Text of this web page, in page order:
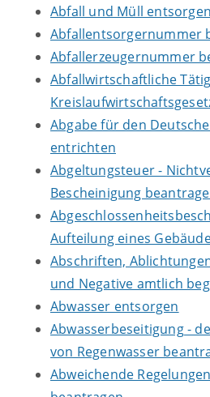
Abfall und Müll entsorgen
Abfallentsorgernummer
Abfallerzeugernummer
Abfallwirtschaftliche
Abgabe für den
entrichten
Abgeltungsteuer -
Bescheinigung
Aufteilung eines
Abschriften,
und Negative amtlich
Abwasser entsorgen
Abwasserbeseitigung -
von Regenwasser
Abweichende